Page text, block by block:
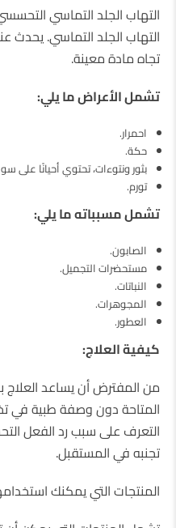
التهاب الجلد التماسي
التهاب الجلد التماسي.
تجاه مادة معينة.
تشمل الأعراض ما يلي:
احمرار.
حكة.
بثور ونتوءات، تحتوي أحيانًا على
تورم.
تشمل مسبباته ما يلي:
الصابون.
مستحضرات التجميل.
النباتات.
المجوهرات.
العطور.
كيفية العلاج:
من المفترض أن يساعد
المتاحة دون وصفة طبية في
التعرف على سبب رد الفعل
تجنبه في المستقبل.
المنتجات التي يمكنك